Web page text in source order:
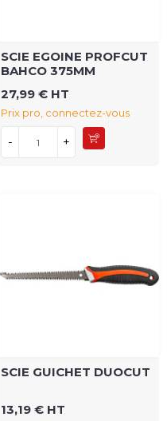
SCIE EGOINE PROFCUT
BAHCO 375MM
27,99 € HT
Prix pro, connectez-vous
- +
SCIE GUICHET DUOCUT
13,19 € HT